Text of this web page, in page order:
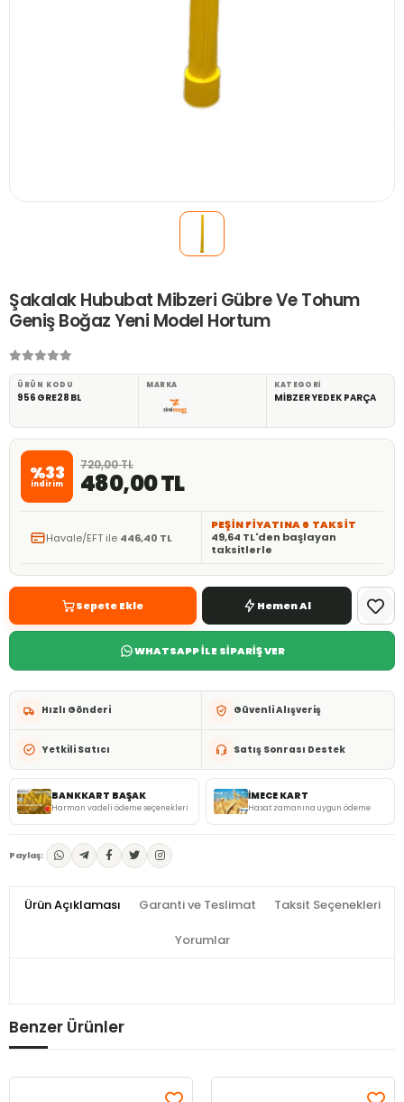
Şakalak Hububat Mibzeri Gübre Ve Tohum
Geniş Boğaz Yeni Model Hortum
ÜRÜN KODU
956GRE28BL
MARKA KATEGORI
MİBZER YEDEK PARÇA
%33
indirim
720,00 TL
480,00 TL
Havale/EFT ile 446,40 TL
PEŞİN FİYATINA 6 TAKSİT
49,64 TL'den başlayan
taksitlerle
Sepete Ekle Hemen Al
WHATSAPP İLE SİPARİŞ VER
Hızlı Gönderi Güvenli Alışveriş
Yetkili Satıcı Satış Sonrası Destek
BANKKART BAŞAK
Harman vadeli ödeme seçenekleri
İMECE KART
Hasat zamanına uygun ödeme
Paylaş:
Ürün Açıklaması Garanti ve Teslimat Taksit Seçenekleri
Yorumlar
Benzer Ürünler